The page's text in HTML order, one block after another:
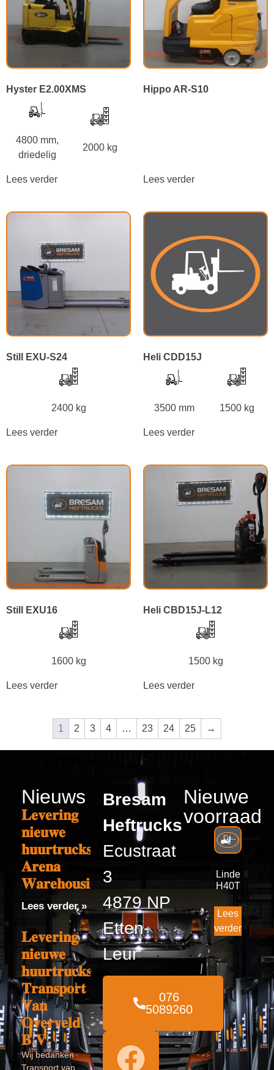
Hyster E2.00XMS
4800 mm,
driedelig
2000 kg
Lees verder
Hippo AR-S10
Lees verder
Still EXU-S24
2400 kg
Lees verder
Heli CDD15J
3500 mm 1500 kg
Lees verder
Still EXU16
1600 kg
Lees verder
Heli CBD15J-L12
1500 kg
Lees verder
1 2 3 4 … 23 24 25 →
Nieuws
𝐋𝐞𝐯𝐞𝐫𝐢𝐧𝐠
𝐧𝐢𝐞𝐮𝐰𝐞
𝐡𝐮𝐮𝐫𝐭𝐫𝐮𝐜𝐤𝐬
𝐀𝐫𝐞𝐧𝐚
𝐖𝐚𝐫𝐞𝐡𝐨𝐮𝐬𝐢𝐧𝐠
Lees verder »
𝐋𝐞𝐯𝐞𝐫𝐢𝐧𝐠
𝐧𝐢𝐞𝐮𝐰𝐞
𝐡𝐮𝐮𝐫𝐭𝐫𝐮𝐜𝐤𝐬
𝐓𝐫𝐚𝐧𝐬𝐩𝐨𝐫𝐭
𝐕𝐚𝐧
𝐎𝐯𝐞𝐫𝐯𝐞𝐥𝐝
𝐁.𝐕.
Wij bedanken
Transport van
Bresam
Heftrucks
Ecustraat
3
4879 NP
Etten-
Leur
076
5089260
Nieuwe
voorraad
Linde
H40T
Lees
verder